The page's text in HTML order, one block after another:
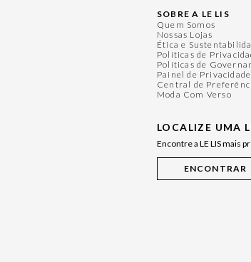
SOBRE A LE LIS
Quem Somos
Nossas Lojas
Ética e
Políticas de
Políticas de
Painel de Privacidade
Central de
Moda Com Verso
LOCALIZE UMA
Encontre a LE LIS mais